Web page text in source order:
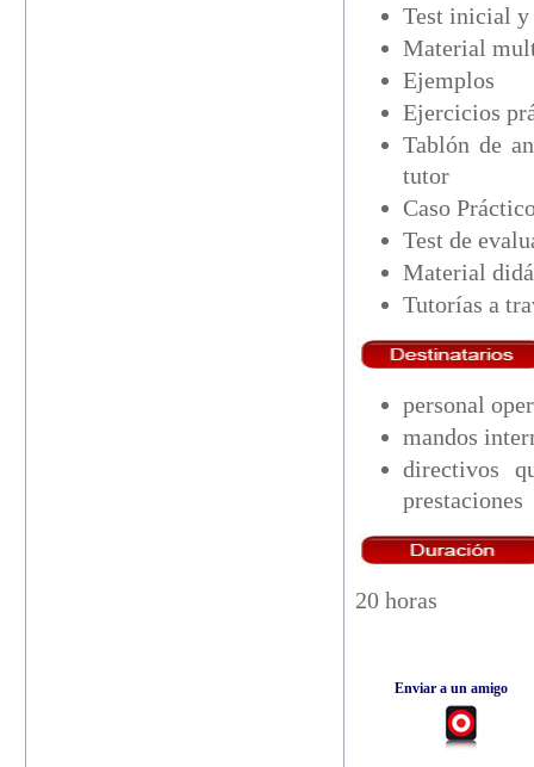
Test inicial y
Material
Ejemplos
Ejercicios
Tablón de
tutor
Caso
Test de
Material
Tutorías a
personal
mandos
directivos
prestaciones
20 horas
Enviar a un amigo